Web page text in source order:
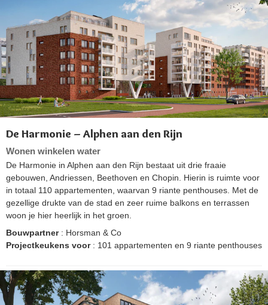
De Harmonie – Alphen aan den Rijn
Wonen winkelen water
De Harmonie in Alphen aan den Rijn bestaat uit drie fraaie
gebouwen, Andriessen, Beethoven en Chopin. Hierin is ruimte voor
in totaal 110 appartementen, waarvan 9 riante penthouses. Met de
gezellige drukte van de stad en zeer ruime balkons en terrassen
woon je hier heerlijk in het groen.
Bouwpartner: Horsman & Co
Projectkeukens voor: 101 appartementen en 9 riante penthouses